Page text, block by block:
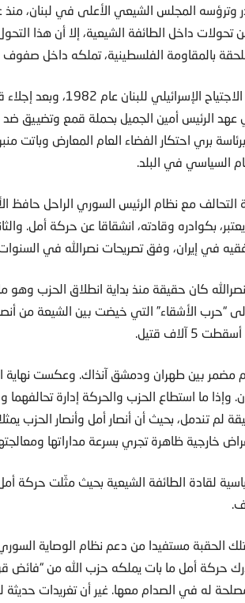
من تحولات داخل الطائفة الشيعية، إلا أن هذا
بالمقاومة الفلسطينية، تملكه داخل صفوف
لم يتعملق حجم حركة أمل إلا
عهد الرئيس أمين الجميل بحملة قمع وتضييق ضد
بري احتكار الفضاء العام المعارض وباتت
السياسي في البلد.
التحالف مع نظام الرئيس السوري الراحل حافظ
بكوادره وقادته، انشقاقا عن حركة أمل.
في إيران، وفق تصريحات نصرالله في السنوات
كان حقيقة منذ بداية انطلاق الحزب وهو
“حرب الأشقاء” التي خيضت بين الشيعة من
قتيل.
مضمر بين طهران ودمشق آنذاك. وعكست نهاية
ما استطاع الحزب والحركة إدارة تحالفهما
تندمل، بحيث أن أنصار أمل وأنصار الحزب
خارجية ظاهرة تجري بسرعة مداراتها
لقادة الطائفة الشيعية بحيث مثّلت حركة
تلك الحقبة مستفيدا من دعم نظام الوصاية
حركة أمل ما بات يملكه حزب الله من “فائض
له في الصدام معها. غير أن تغريدات